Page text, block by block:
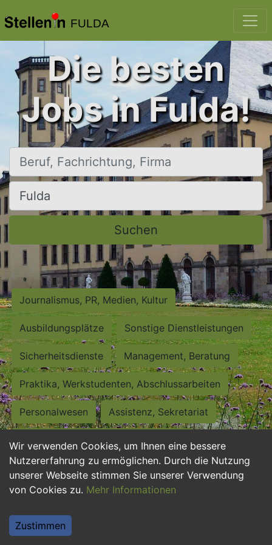
FULDA
Wir verwenden Cookies, um Ihnen eine bessere
Nutzererfahrung zu ermöglichen. Durch die Nutzung
unserer Webseite stimmen Sie unserer Verwendung
von Cookies zu. Mehr Informationen
Zustimmen
Die besten
Jobs in Fulda!
Beruf, Fachrichtung, Firma
Ort, Stadt
Suchen
Journalismus, PR, Medien, Kultur
Ausbildungsplätze Sonstige Dienstleistungen
Sicherheitsdienste Management, Beratung
Praktika, Werkstudenten, Abschlussarbeiten
Personalwesen Assistenz, Sekretariat
Hilfskräfte, Aushilfs- und Nebenjobs
Einkauf, Logistik, Materialwirtschaft
Weiterbildung, Studium, duale Ausbildung
Tourismus